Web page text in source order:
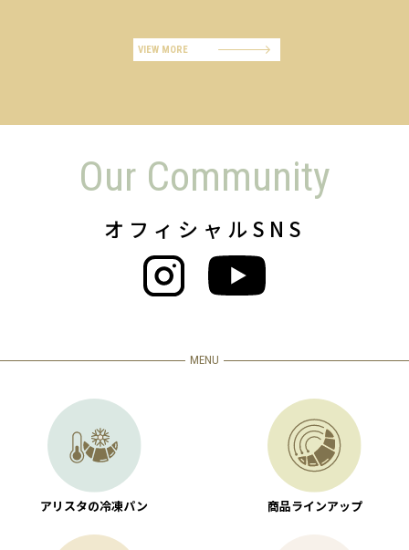
VIEW MORE
Our Community
オフィシャルSNS
MENU
アリスタの冷凍パン 商品ラインアップ